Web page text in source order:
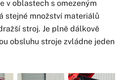
v oblastech s omezeným
stejné množství materiálů
stroj. Je plně dálkově
obsluhu stroje zvládne jeden